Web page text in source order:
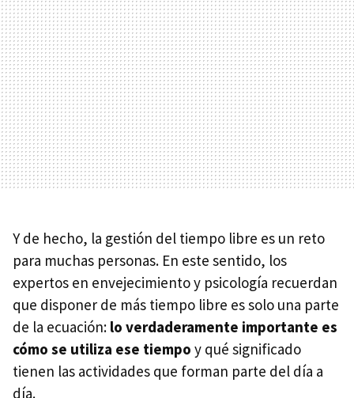
Y de hecho, la gestión del tiempo libre es un reto
para muchas personas. En este sentido, los
expertos en envejecimiento y psicología recuerdan
que disponer de más tiempo libre es solo una parte
de la ecuación: lo verdaderamente importante es
cómo se utiliza ese tiempo y qué significado
tienen las actividades que forman parte del día a
día.